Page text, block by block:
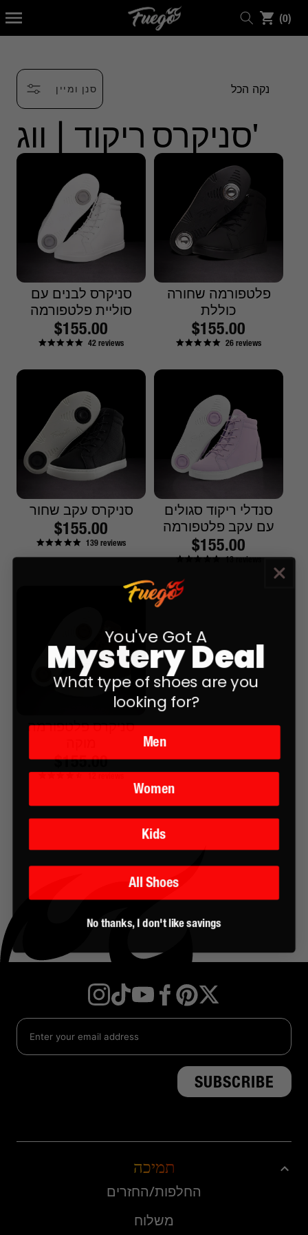
(0)
פריטים
סנן ומיין נקה הכל
סניקרס ריקוד | ווג'
סניקרס לבנים עם
סוליית פלטפורמה
מחיר
רגיל
$155.00
42reviews
פלטפורמה שחורה
כוללת
מחיר
רגיל
$155.00
26reviews
סניקרס עקב שחור
מחיר
רגיל
$155.00
139reviews
סנדלי ריקוד סגולים
עם עקב פלטפורמה
מחיר
$155.00
13reviews
סניקרס פלטפורמה
מחיר
$155.00
12reviews
אינסטגרם
טיקיוטיובפייסבוק
פינטרסט
טוויטר
תמיכה
החלפות/החזרים
משלוח
You've Got A
Mystery Deal
What type of shoes are you
looking for?
Men
Women
Kids
All Shoes
No thanks, I don't like savings